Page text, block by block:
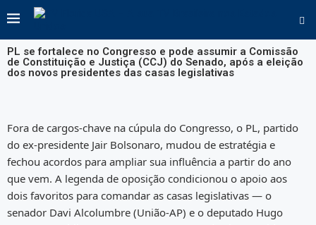
PL se fortalece no Congresso e pode assumir a Comissão
de Constituição e Justiça (CCJ) do Senado, após a eleição
dos novos presidentes das casas legislativas
Fora de cargos-chave na cúpula do Congresso, o PL, partido
do ex-presidente Jair Bolsonaro, mudou de estratégia e
fechou acordos para ampliar sua influência a partir do ano
que vem. A legenda de oposição condicionou o apoio aos
dois favoritos para comandar as casas legislativas — o
senador Davi Alcolumbre (União-AP) e o deputado Hugo